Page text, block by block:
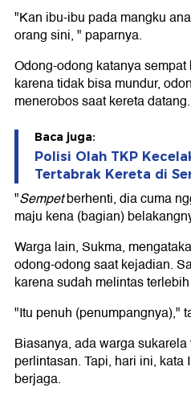
"Kan ibu-ibu pada mangku
orang sini, " paparnya.
Odong-odong katanya
karena tidak bisa mundur,
menerobos saat kereta datang.
Baca juga:
Polisi Olah TKP
Tertabrak Kereta di
"Sempetberhenti, dia cuma
maju kena (bagian)
Warga lain, Sukma,
odong-odong saat kejadian.
karena sudah melintas
"Itu penuh (penumpangnya),"
Biasanya, ada warga
perlintasan. Tapi, hari ini,
berjaga.